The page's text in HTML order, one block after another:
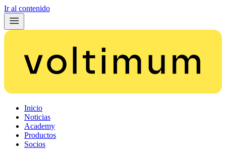
Ir al contenido
Inicio
Noticias
Academy
Productos
Socios